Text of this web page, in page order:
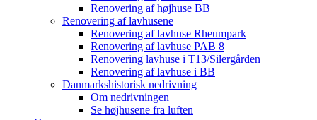
Renovering af højhuse BB
Renovering af lavhusene
Renovering af lavhuse Rheumpark
Renovering af lavhuse PAB 8
Renovering lavhuse i T13/Silergården
Renovering af lavhuse i BB
Danmarkshistorisk nedrivning
Om nedrivningen
Se højhusene fra luften